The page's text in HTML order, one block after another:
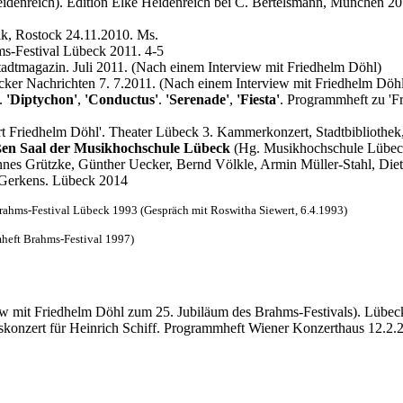
Rostock 24.11.2010. Ms.
Festival Lübeck 2011. 4-5
Juli 2011. (Nach einem Interview mit Friedhelm Döhl)
Nachrichten 7. 7.2011. (Nach einem Interview mit Friedhelm
. 'Diptychon', 'Conductus'. 'Serenade', 'Fiesta'. Programmheft zu
Döhl'. Theater Lübeck 3. Kammerkonzert,
Saal der Musikhochschule Lübeck (Hg. Musikhochschule
Grützke, Günther Uecker, Bernd Völkle, Armin Müller-Stahl,
Lübeck 2014
Festival Lübeck 1993 (Gespräch mit Roswitha Siewert, 6.4.1993)
Brahms-Festival 1997)
mit Friedhelm Döhl zum 25. Jubiläum des Brahms-Festivals).
für Heinrich Schiff. Programmheft Wiener Konzerthaus